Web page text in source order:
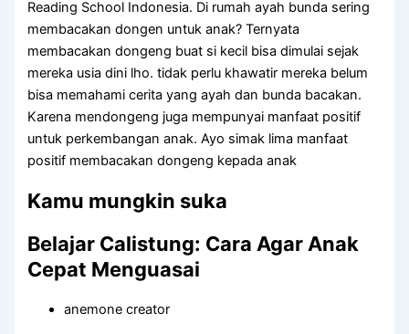
Reading School Indonesia. Di rumah ayah bunda sering
membacakan dongen untuk anak? Ternyata
membacakan dongeng buat si kecil bisa dimulai sejak
mereka usia dini lho. tidak perlu khawatir mereka belum
bisa memahami cerita yang ayah dan bunda bacakan.
Karena mendongeng juga mempunyai manfaat positif
untuk perkembangan anak. Ayo simak lima manfaat
positif membacakan dongeng kepada anak
Kamu mungkin suka
Belajar Calistung: Cara Agar Anak
Cepat Menguasai
anemone creator